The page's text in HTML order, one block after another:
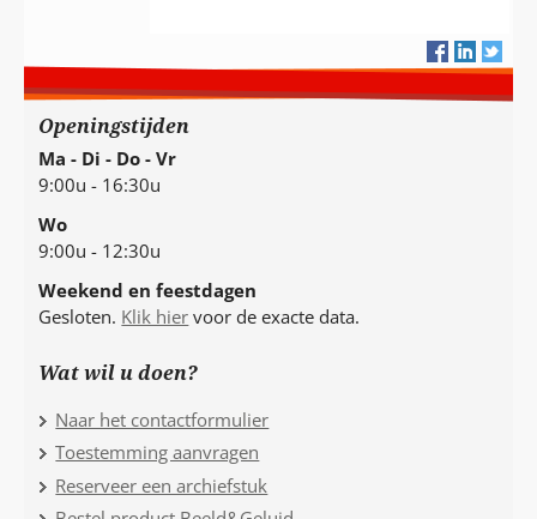
Openingstijden
Ma - Di - Do - Vr
9:00u - 16:30u
Wo
9:00u - 12:30u
Weekend en feestdagen
Gesloten. Klik hier voor de exacte data.
Wat wil u doen?
Naar het contactformulier
Toestemming aanvragen
Reserveer een archiefstuk